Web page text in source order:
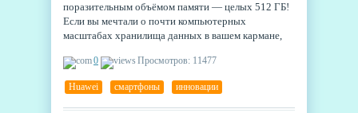
поразительным объёмом памяти — целых 512 ГБ!
Если вы мечтали о почти компьютерных
масштабах хранилища данных в вашем кармане,
воплощения этой мечты.
0 Просмотров: 11477
Huawei смартфоны инновации